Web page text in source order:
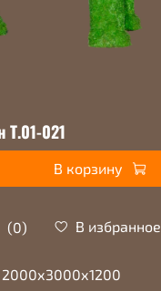
Т.01-021
(0) В избранное
В корзину